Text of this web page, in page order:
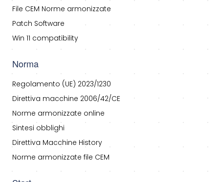
File CEM Norme armonizzate
Patch Software
Win 11 compatibility
Norma
Regolamento (UE) 2023/1230
Direttiva macchine 2006/42/CE
Norme armonizzate online
Sintesi obblighi
Direttiva Macchine History
Norme armonizzate file CEM